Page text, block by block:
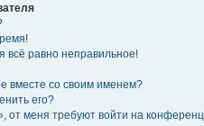
всё равно неправильное!
вместе со своим именем?
его?
от меня требуют войти на